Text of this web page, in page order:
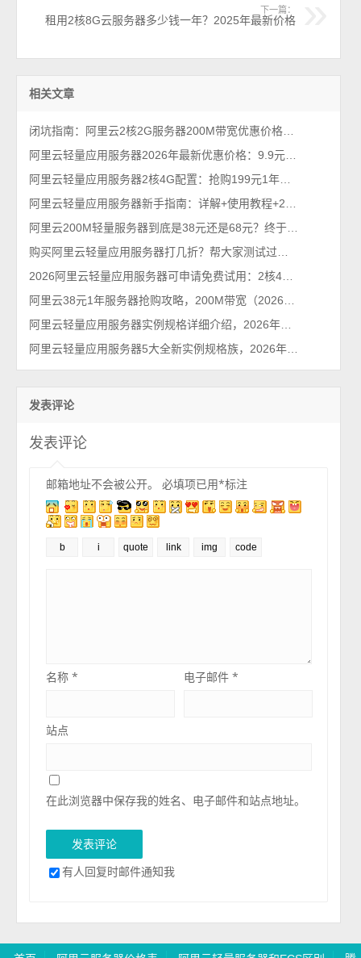
下一篇：
租用2核8G云服务器多少钱一年？2025年最新价格
相关文章
发表评论
发表评论
邮箱地址不会被公开。 必填项已用*标注
名称* 电子邮件*
站点
在此浏览器中保存我的姓名、电子邮件和站点地址。
有人回复时邮件通知我